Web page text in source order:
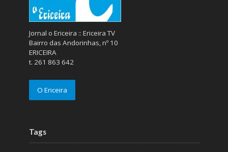
Jornal o Ericeira :: Ericeira TV
Bairro das Andorinhas, nº 10
ERICEIRA
t. 261 863 642
O Ericeira
Tags